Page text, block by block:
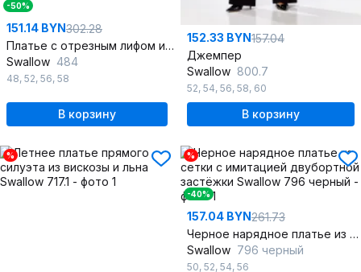
-50%
151.14 BYN302.28
Платье с отрезным лифом и А-силуэтом из сатина
Swallow 484
48, 52, 56, 58
В корзину
152.33 BYN157.04
Джемпер
Swallow 800.7
52, 54, 56, 58, 60
В корзину
% %
-40%
157.04 BYN261.73
Черное нарядное платье из сетки с имитацией двубортной застёжки
Swallow 796 черный
50, 52, 54, 56